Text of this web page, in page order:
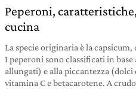
Peperoni,
cucina
La specie originaria è la
I peperoni sono classificati in
allungati) e alla piccantezza
vitamina C e betacarotene. A